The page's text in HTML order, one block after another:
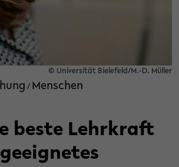
© Universität Bielefeld/M.-D. Müller
/ Menschen
beste Lehrkraft